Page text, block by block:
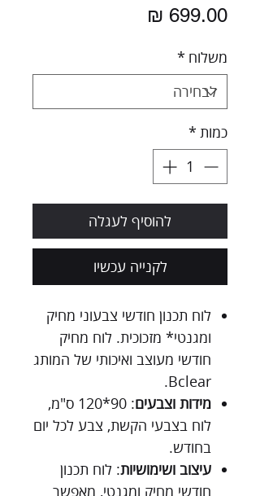
משלוח *
כמות *
להוסיף לעגלה
לקנייה עכשיו
לוח תכנון חודשי צבעוני מחיק
ומגנטי* מזכוכית. לוח מחיק
חודשי מעוצב ואיכותי של המותג
Bclear.
מידות וצבעים
: 90*120 ס"מ,
לוח בצבעי הקשת, צבע לכל יום
בחודש.
עיצוב ושימושיות: לוח תכנון
חודשי מחיק ומגנטי, מאפשר